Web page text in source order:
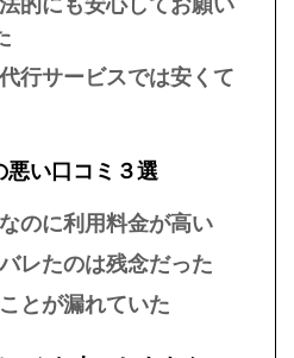
行サービスでは安くて
悪い口コミ３選
のに利用料金が高い
レたのは残念だった
とが漏れていた